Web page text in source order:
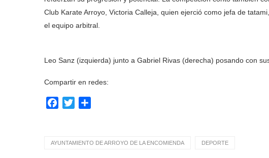
Club Karate Arroyo, Victoria Calleja, quien ejerció como jefa de
el equipo arbitral.
Leo Sanz (izquierda) junto a Gabriel Rivas (derecha) posando con
Compartir en redes:
Facebook
Twitter
AYUNTAMIENTO DE ARROYO DE LA ENCOMIENDA DEPORTE